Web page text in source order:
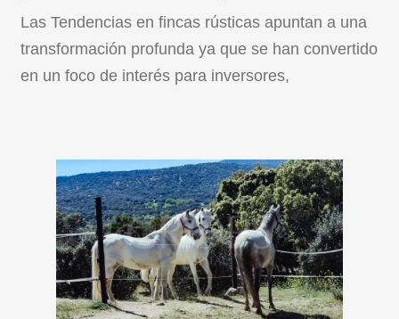
Las Tendencias en fincas rústicas apuntan a una
transformación profunda ya que se han convertido
en un foco de interés para inversores,
sostenible, la diversificación económica y el
creciente interés por los productos locales. Este
cambio refleja su papel como motor […]